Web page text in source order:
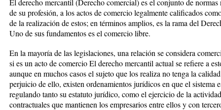
El derecho mercantil (Derecho comercial) es el conjunto de
de su profesión, a los actos de comercio legalmente calificados
de la realización de estos; en términos amplios, es la rama del
Uno de sus fundamentos es el comercio libre.
En la mayoría de las legislaciones, una relación se considera
si es un acto de comercio El derecho mercantil actual se refiere a
aunque en muchos casos el sujeto que los realiza no tenga la
perjuicio de ello, existen ordenamientos jurídicos en que el sistema
regulando tanto su estatuto jurídico, como el ejercicio de la
contractuales que mantienen los empresarios entre ellos y con